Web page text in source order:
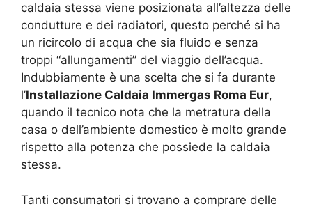
caldaia stessa viene posizionata all’altezza delle
condutture e dei radiatori, questo perché si ha
un ricircolo di acqua che sia fluido e senza
troppi “allungamenti” del viaggio dell’acqua.
Indubbiamente è una scelta che si fa durante
l’Installazione Caldaia Immergas Roma Eur,
quando il tecnico nota che la metratura della
casa o dell’ambiente domestico è molto grande
rispetto alla potenza che possiede la caldaia
stessa.
Tanti consumatori si trovano a comprare delle